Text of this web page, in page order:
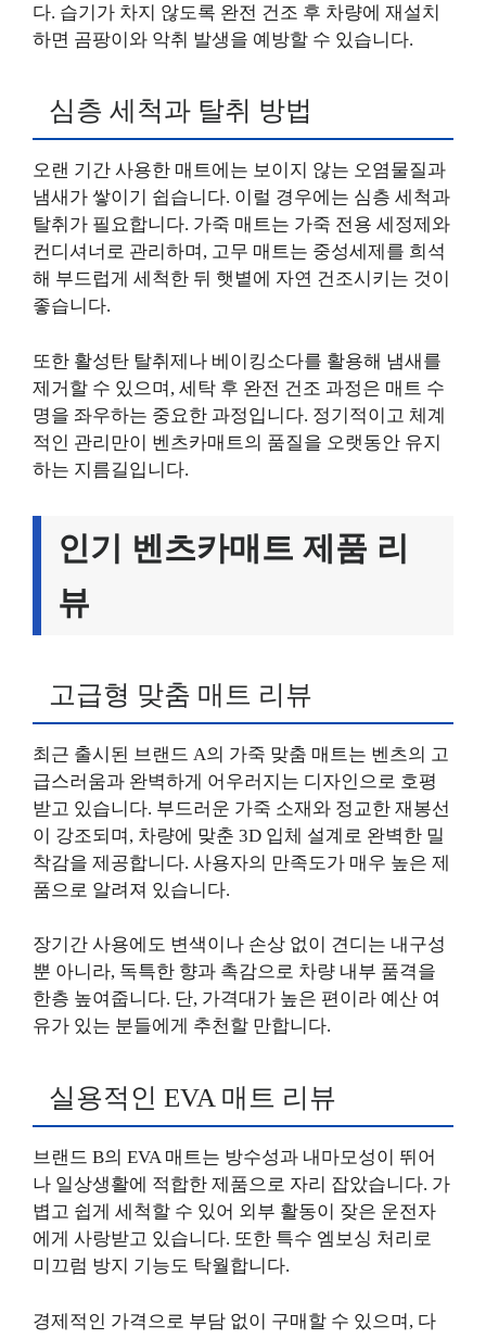
다. 습기가 차지 않도록 완전 건조 후 차량에 재설치
하면 곰팡이와 악취 발생을 예방할 수 있습니다.
심층 세척과 탈취 방법
오랜 기간 사용한 매트에는 보이지 않는 오염물질과
냄새가 쌓이기 쉽습니다. 이럴 경우에는 심층 세척과
탈취가 필요합니다. 가죽 매트는 가죽 전용 세정제와
컨디셔너로 관리하며, 고무 매트는 중성세제를 희석
해 부드럽게 세척한 뒤 햇볕에 자연 건조시키는 것이
좋습니다.
또한 활성탄 탈취제나 베이킹소다를 활용해 냄새를
제거할 수 있으며, 세탁 후 완전 건조 과정은 매트 수
명을 좌우하는 중요한 과정입니다. 정기적이고 체계
적인 관리만이 벤츠카매트의 품질을 오랫동안 유지
하는 지름길입니다.
인기 벤츠카매트 제품 리
뷰
고급형 맞춤 매트 리뷰
최근 출시된 브랜드 A의 가죽 맞춤 매트는 벤츠의 고
급스러움과 완벽하게 어우러지는 디자인으로 호평
받고 있습니다. 부드러운 가죽 소재와 정교한 재봉선
이 강조되며, 차량에 맞춘 3D 입체 설계로 완벽한 밀
착감을 제공합니다. 사용자의 만족도가 매우 높은 제
품으로 알려져 있습니다.
장기간 사용에도 변색이나 손상 없이 견디는 내구성
뿐 아니라, 독특한 향과 촉감으로 차량 내부 품격을
한층 높여줍니다. 단, 가격대가 높은 편이라 예산 여
유가 있는 분들에게 추천할 만합니다.
실용적인 EVA 매트 리뷰
브랜드 B의 EVA 매트는 방수성과 내마모성이 뛰어
나 일상생활에 적합한 제품으로 자리 잡았습니다. 가
볍고 쉽게 세척할 수 있어 외부 활동이 잦은 운전자
에게 사랑받고 있습니다. 또한 특수 엠보싱 처리로
미끄럼 방지 기능도 탁월합니다.
경제적인 가격으로 부담 없이 구매할 수 있으며, 다